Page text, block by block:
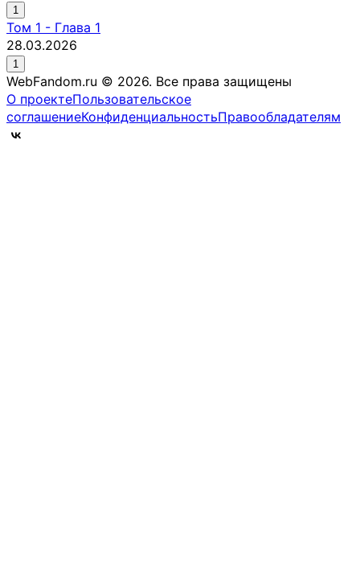
1
Том 1 - Глава 1
28.03.2026
1
WebFandom.ru © 2026. Все права защищены
О проектеПользовательское
соглашениеКонфиденциальностьПравообладателям